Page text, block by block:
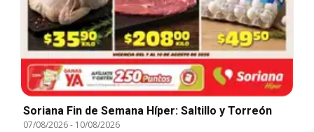
Soriana Fin de Semana Híper: Saltillo y Torreón
07/08/2026- 10/08/2026